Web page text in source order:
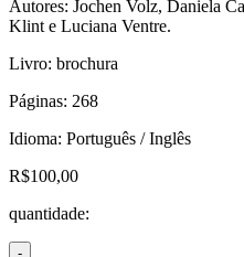
Autores: Jochen Volz, Daniela
Klint e Luciana Ventre.
Livro: brochura
Páginas: 268
Idioma: Português / Inglês
R$100,00
quantidade: